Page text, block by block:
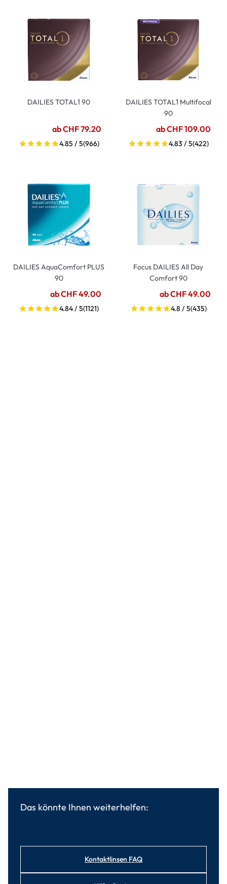
DAILIES TOTAL1 90
ab CHF 79.20
4.85 / 5(966)
DAILIES TOTAL1 Multifocal
90
ab CHF 109.00
4.83 / 5(422)
DAILIES AquaComfort PLUS
90
ab CHF 49.00
4.84 / 5(1121)
Focus DAILIES All Day
Comfort 90
ab CHF 49.00
4.8 / 5(435)
Das könnte Ihnen weiterhelfen:
Kontaktlinsen FAQ